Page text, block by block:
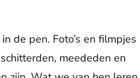
de pen. Foto’s en filmpjes
meededen en